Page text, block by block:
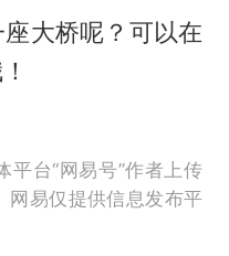
大桥呢？可以在
平台“网易号”作者上传
网易仅提供信息发布平